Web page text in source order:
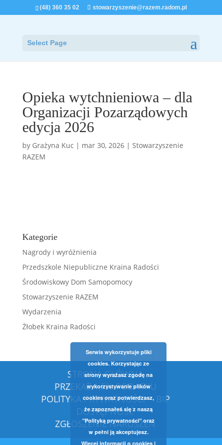
(48) 360 35 02 stowarzyszenie@razem.radom.pl
Select Page
Opieka wytchnieniowa – dla
Organizacji Pozarządowych
edycja 2026
by Grażyna Kuc | mar 30, 2026| Stowarzyszenie
RAZEM
Kategorie
Nagrody i wyróżnienia
Przedszkole Niepubliczne Kraina Radości
Środowiskowy Dom Samopomocy
Stowarzyszenie RAZEM
Wydarzenia
Żłobek Kraina Radości
STRONA GŁÓWNA
PRZEKAŻ 1,5% PODATKU
POLITYKA PRYWATNOŚCI
BIP
DOSTĘPNOŚĆ
ZGŁOSZENIE NARUSZEŃ
Serwis wykorzystuje pliki
cookies. Korzystając ze
strony wyrażasz zgodę na
wykorzystywanie plików
cookies oraz potwierdzasz,
że zapoznałeś się z naszą
"Polityką prywatności" oraz
w pełni ją akceptujesz.
Więcej informacji o cookies i